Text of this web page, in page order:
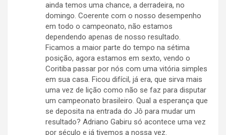
ainda temos uma chance, a derradeira, no
domingo. Coerente com o nosso desempenho
em todo o campeonato, não estamos
dependendo apenas de nosso resultado.
Ficamos a maior parte do tempo na sétima
posição, agora estamos em sexto, vendo o
Coritiba passar por nós com uma vitória simples
em sua casa. Ficou difícil, já era, que sirva mais
uma vez de lição como não se faz para disputar
um campeonato brasileiro. Qual a esperança que
se deposita na entrada do Jô para mudar um
resultado? Adriano Gabiru só acontece uma vez
por século e já tivemos a nossa vez.